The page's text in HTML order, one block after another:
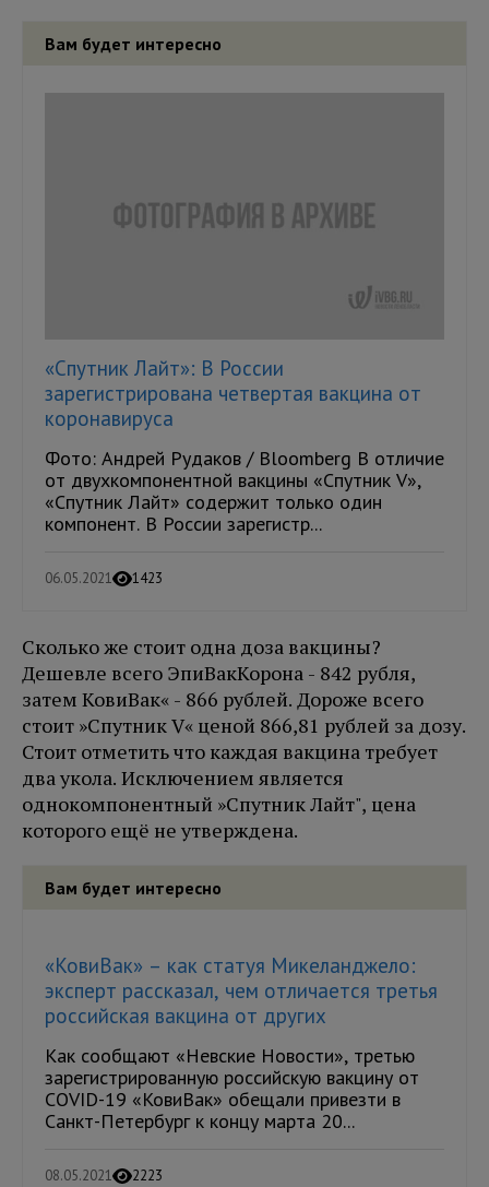
Вам будет интересно
«Спутник Лайт»: В России
зарегистрирована четвертая вакцина от
коронавируса
Фото: Андрей Рудаков / Bloomberg В отличие
от двухкомпонентной вакцины «Спутник V»,
«Спутник Лайт» содержит только один
компонент. В России зарегистр...
06.05.2021 1423
Сколько же стоит одна доза вакцины?
Дешевле всего ЭпиВакКорона - 842 рубля,
затем КовиВак« - 866 рублей. Дороже всего
стоит »Спутник V« ценой 866,81 рублей за дозу.
Стоит отметить что каждая вакцина требует
два укола. Исключением является
однокомпонентный »Спутник Лайт", цена
которого ещё не утверждена.
Вам будет интересно
«КовиВак» – как статуя Микеланджело:
эксперт рассказал, чем отличается третья
российская вакцина от других
Как сообщают «Невские Новости», третью
зарегистрированную российскую вакцину от
COVID-19 «КовиВак» обещали привезти в
Санкт-Петербург к концу марта 20...
08.05.2021 2223